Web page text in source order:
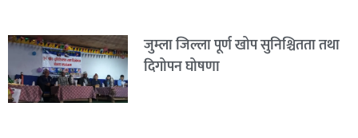
जुम्ला जिल्ला पूर्ण खोप सुनिश्चितता तथा
दिगोपन घोषणा